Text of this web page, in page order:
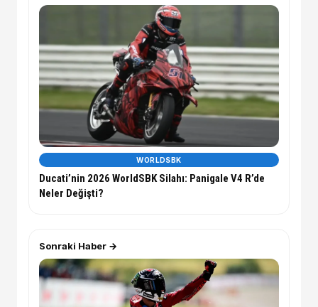
WORLDSBK
Ducati’nin 2026 WorldSBK Silahı: Panigale V4 R’de
Neler Değişti?
Sonraki Haber →